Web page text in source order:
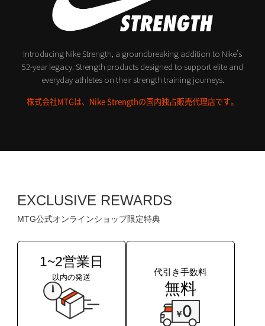
Introducing Nike Strength, a groundbreaking addition to Nike’s
52-year legacy. Strength products designed to support elite and
everyday athletes on their strength training journeys.
株式会社MTGは、Nike Strengthの国内独占販売代理店です。
EXCLUSIVE REWARDS
MTG公式オンラインショップ限定特典
1~2営業日
以内の発送
代引き手数料
無料